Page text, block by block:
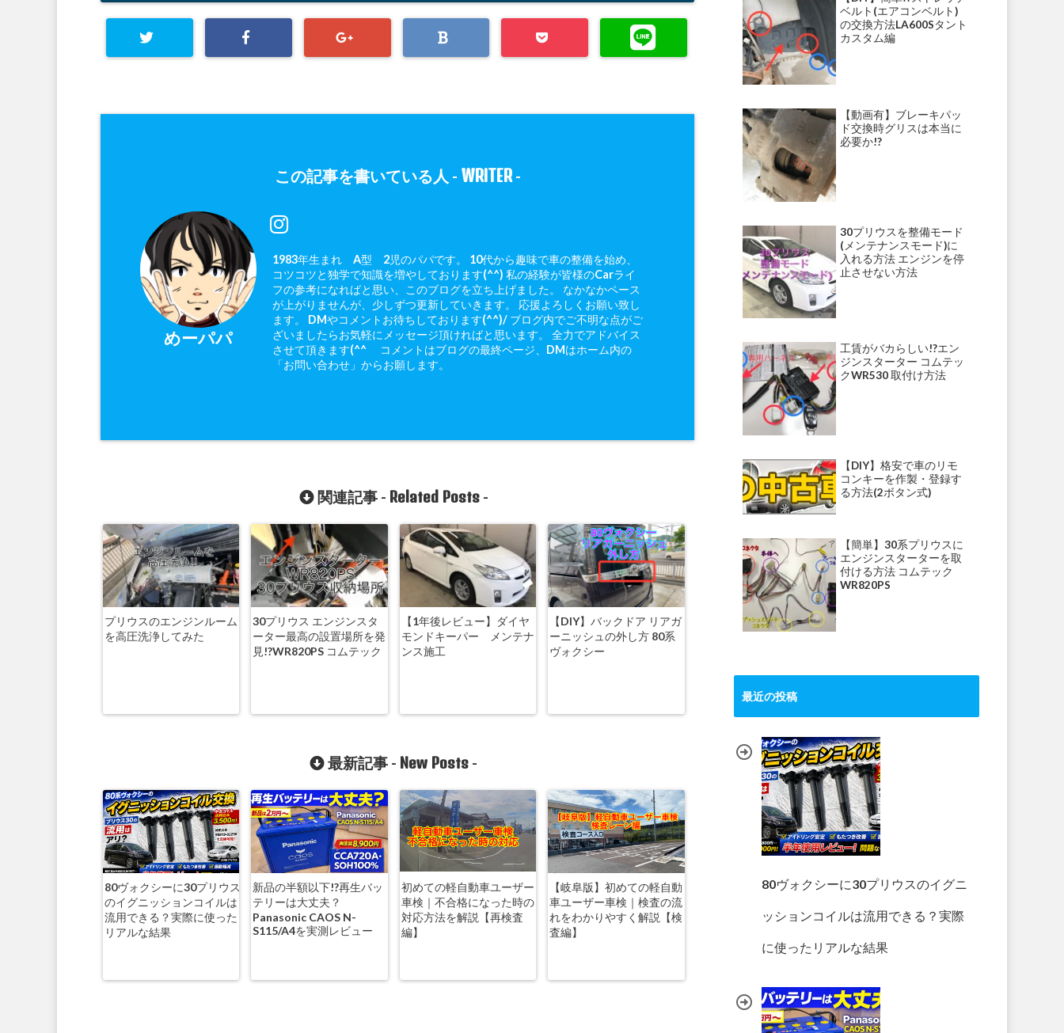
この記事を書いている人 - WRITER-
めーパパ
1983年生まれ A型 2児のパパです。 10代から趣味で車の整備を始め、
コツコツと独学で知識を増やしております(^^) 私の経験が皆様のCarライ
フの参考になればと思い、このブログを立ち上げました。 なかなかペース
が上がりませんが、少しずつ更新していきます。 応援よろしくお願い致し
ます。 DMやコメントお待ちしております(^^)/ ブログ内でご不明な点がご
ざいましたらお気軽にメッセージ頂ければと思います。 全力でアドバイス
させて頂きます(^^ゞ コメントはブログの最終ページ、DMはホーム内の
「お問い合わせ」からお願します。
関連記事 - Related Posts-
プリウスのエンジンルーム
を高圧洗浄してみた
30プリウス エンジンスタ
ーター最高の設置場所を発
見!?WR820PS コムテック
【1年後レビュー】ダイヤ
モンドキーパー メンテナ
ンス施工
【DIY】バックドア リアガ
ーニッシュの外し方 80系
ヴォクシー
最新記事 - New Posts -
80ヴォクシーに30プリウス
のイグニッションコイルは
流用できる？実際に使った
リアルな結果
新品の半額以下!?再生バッ
テリーは大丈夫？
Panasonic CAOS N-
S115/A4を実測レビュー
初めての軽自動車ユーザー
車検｜不合格になった時の
対応方法を解説【再検査
編】
【岐阜版】初めての軽自動
車ユーザー車検｜検査の流
れをわかりやすく解説【検
査編】
ベルト(エアコンベルト)
の交換方法LA600Sタント
カスタム編
【動画有】ブレーキパッ
ド交換時グリスは本当に
必要か!?
30プリウスを整備モード
(メンテナンスモード)に
入れる方法 エンジンを停
止させない方法
工賃がバカらしい!?エン
ジンスターター コムテッ
クWR530 取付け方法
【DIY】格安で車のリモ
コンキーを作製・登録す
る方法(2ボタン式)
【簡単】30系プリウスに
エンジンスターターを取
付ける方法 コムテック
WR820PS
最近の投稿
80ヴォクシーに30プリウスのイグニ
ッションコイルは流用できる？実際
に使ったリアルな結果